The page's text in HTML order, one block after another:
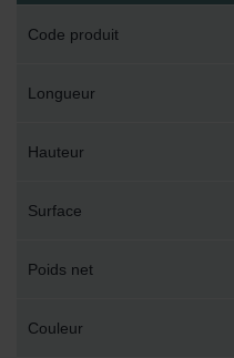
Code produit
Longueur
Hauteur
Surface
Poids net
Couleur